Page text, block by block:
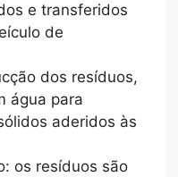
e transferidos
de
dos resíduos,
água para
aderidos às
os resíduos são